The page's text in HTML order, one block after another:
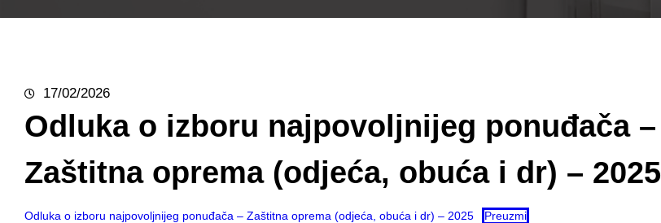
17/02/2026
Odluka o izboru najpovoljnijeg ponuđača –
Zaštitna oprema (odjeća, obuća i dr) – 2025
Odluka o izboru najpovoljnijeg ponuđača – Zaštitna oprema (odjeća, obuća i dr) – 2025 Preuzmi